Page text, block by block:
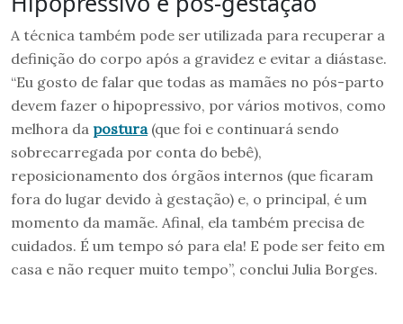
A técnica também pode ser utilizada para recuperar a
definição do corpo após a gravidez e evitar a diástase.
“Eu gosto de falar que todas as mamães no pós-parto
devem fazer o hipopressivo, por vários motivos, como
melhora da postura(que foi e continuará sendo
sobrecarregada por conta do bebê),
reposicionamento dos órgãos internos (que ficaram
fora do lugar devido à gestação) e, o principal, é um
momento da mamãe. Afinal, ela também precisa de
cuidados. É um tempo só para ela! E pode ser feito em
casa e não requer muito tempo”, conclui Julia Borges.